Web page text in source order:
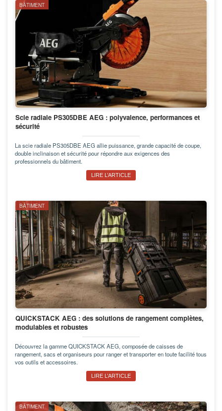
BÂTIMENT
Scie radiale PS305DBE AEG : polyvalence, performances et
sécurité
La scie radiale PS305DBE AEG allie puissance, grande capacité de coupe,
double inclinaison et sécurité pour répondre aux exigences des
professionnels du bâtiment.
LIRE L’ARTICLE
BÂTIMENT
QUICKSTACK AEG : des solutions de rangement complètes,
modulables et robustes
Découvrez la gamme QUICKSTACK AEG, composée de caisses de
rangement, sacs et organiseurs pour ranger et transporter en toute facilité tous
vos outils et accessoires.
LIRE L’ARTICLE
BÂTIMENT